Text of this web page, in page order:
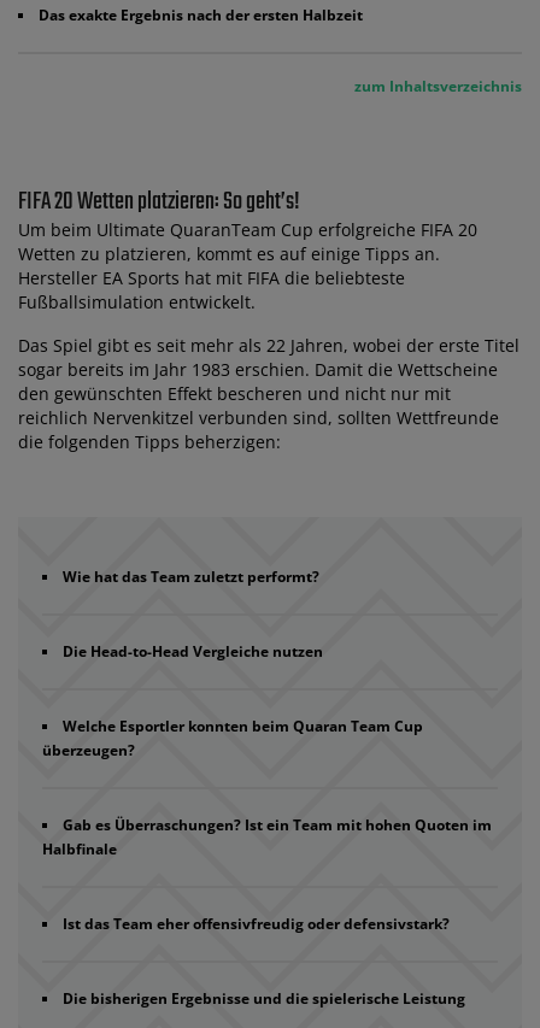
Das exakte Ergebnis nach der ersten Halbzeit
zum Inhaltsverzeichnis
FIFA 20 Wetten platzieren: So geht’s!
Um beim Ultimate QuaranTeam Cup erfolgreiche FIFA 20
Wetten zu platzieren, kommt es auf einige Tipps an.
Hersteller EA Sports hat mit FIFA die beliebteste
Fußballsimulation entwickelt.
Das Spiel gibt es seit mehr als 22 Jahren, wobei der erste Titel
sogar bereits im Jahr 1983 erschien. Damit die Wettscheine
den gewünschten Effekt bescheren und nicht nur mit
reichlich Nervenkitzel verbunden sind, sollten Wettfreunde
die folgenden Tipps beherzigen:
Wie hat das Team zuletzt performt?
Die Head-to-Head Vergleiche nutzen
Welche Esportler konnten beim Quaran Team Cup
überzeugen?
Gab es Überraschungen? Ist ein Team mit hohen Quoten im
Halbfinale
Ist das Team eher offensivfreudig oder defensivstark?
Die bisherigen Ergebnisse und die spielerische Leistung